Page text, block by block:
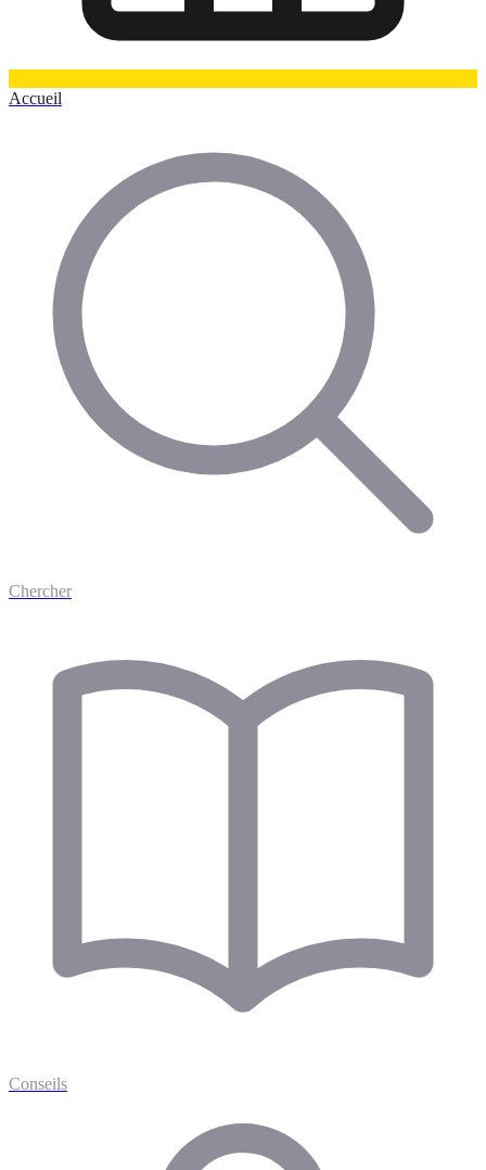
Accueil
Chercher
Conseils